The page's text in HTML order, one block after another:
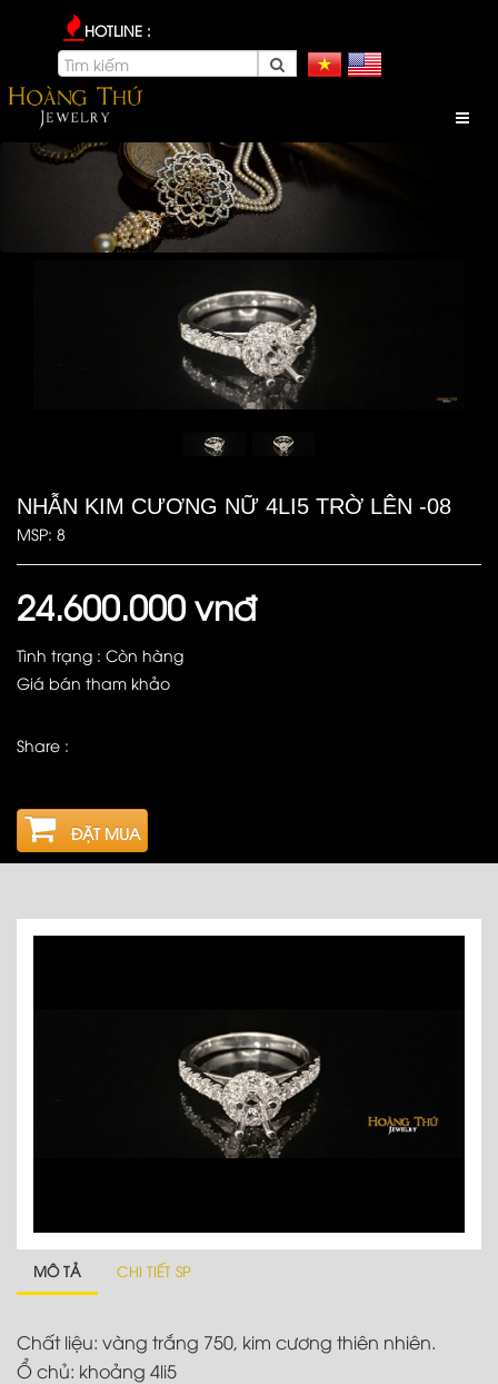
HOTLINE :
NHẪN KIM CƯƠNG NỮ 4LI5 TRỜ LÊN -08
MSP: 8
24.600.000 vnđ
Tình trạng : Còn hàng
Giá bán tham khảo
Share :
ĐẶT MUA
MÔ TẢ CHI TIẾT SP
Chất liệu: vàng trắng 750, kim cương thiên nhiên.
Ổ chủ: khoảng 4li5